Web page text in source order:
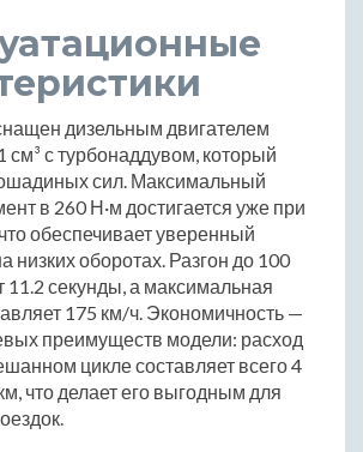
дизельным двигателем
с турбонаддувом, который
сил. Максимальный
в 260 Н·м достигается уже при
обеспечивает уверенный
низких оборотах. Разгон до 100
11.2 секунды, а максимальная
175 км/ч. Экономичность —
преимуществ модели: расход
цикле составляет всего 4
что делает его выгодным для